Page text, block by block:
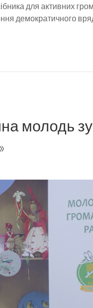
для активних
демократичного
молодь